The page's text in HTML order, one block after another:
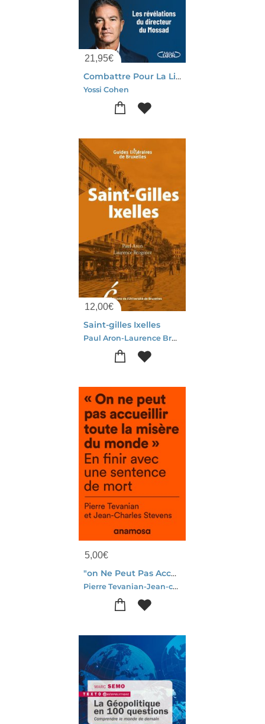
21,95€
Combattre Pour La Liberte : Les Revelations Du Directeur Du Mossad
Yossi Cohen
12,00€
Saint-gilles Ixelles
Paul Aron-Laurence Brogniez
5,00€
"on Ne Peut Pas Accueillir Toute La Misere Du Monde" : En Finir Avec Une Sentence De Mort
Pierre Tevanian-Jean-charles Stevens